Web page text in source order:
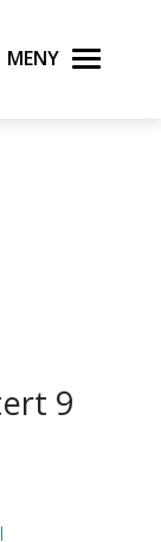
Meny
9